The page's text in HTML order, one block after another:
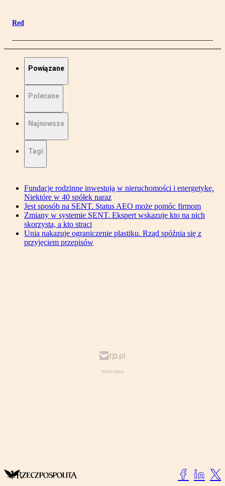
Red
Powiązane
Polecane
Najnowsze
Tagi
Fundacje rodzinne inwestują w nieruchomości i energetykę.
Niektóre w 40 spółek naraz
Jest sposób na SENT. Status AEO może pomóc firmom
Zmiany w systemie SENT. Ekspert wskazuje kto na nich
skorzysta, a kto straci
Unia nakazuje ograniczenie plastiku. Rząd spóźnia się z
przyjęciem przepisów